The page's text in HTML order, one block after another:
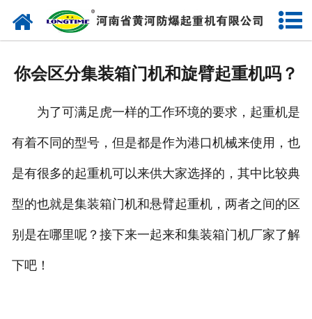
网站首页
企业实力
联系我们
你会区分集装箱门机和旋臂起重机吗？
为了可满足虎一样的工作环境的要求，起重机是
有着不同的型号，但是都是作为港口机械来使用，也
是有很多的起重机可以来供大家选择的，其中比较典
型的也就是集装箱门机和悬臂起重机，两者之间的区
别是在哪里呢？接下来一起来和集装箱门机厂家了解
下吧！